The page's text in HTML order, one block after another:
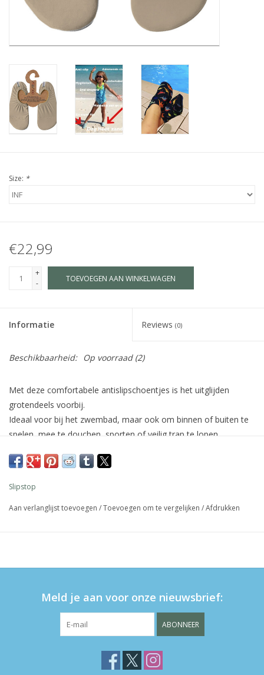
SALE
Merken
Size: *
€22,99
+
-
TOEVOEGEN AAN WINKELWAGEN
Informatie Reviews (0)
Beschikbaarheid: Op voorraad(2)
Met deze comfortabele antislipschoentjes is het uitglijden
grotendeels voorbij.
Ideaal voor bij het zwembad, maar ook om binnen of buiten te
spelen, mee te douchen, sporten of veilig trap te lopen.
antislip bij het zwembad
wasbaar (handwas)
Ftalaat vrij
S (maat 24-26), M (maat 27-29), L (maat 30-32) en XL (33-35)
Slipstop
Aan verlanglijst toevoegen /Toevoegen om te vergelijken /Afdrukken
Meld je aan voor onze nieuwsbrief:
ABONNEER